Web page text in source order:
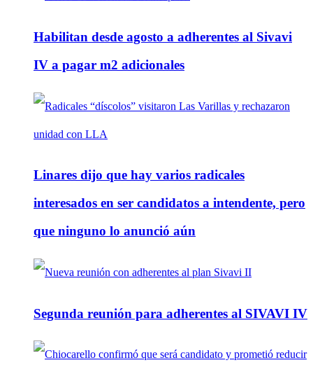
Habilitan desde agosto a adherentes al Sivavi
IV a pagar m2 adicionales
Linares dijo que hay varios radicales
interesados en ser candidatos a intendente, pero
que ninguno lo anunció aún
Segunda reunión para adherentes al SIVAVI IV